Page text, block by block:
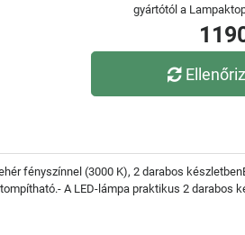
gyártótól a
fényszínnel (3000 K), 2 darabos
A LED-lámpa praktikus 2 darabos